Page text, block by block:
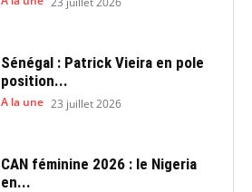
Sénégal : Patrick Vieira en pole
position...
A la une 23 juillet 2026
CAN féminine 2026 : le Nigeria
en...